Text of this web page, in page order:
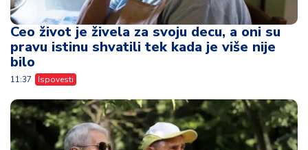
Ceo život je živela za svoju decu, a oni su
pravu istinu shvatili tek kada je više nije
bilo
11:37 Ispovesti